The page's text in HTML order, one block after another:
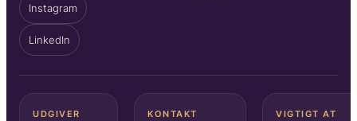
Instagram
LinkedIn
UDGIVER KONTAKT
VIGTIGT AT